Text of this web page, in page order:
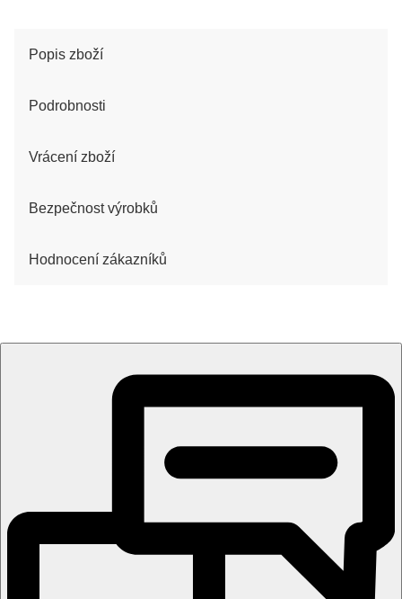
Popis zboží
Podrobnosti
Vrácení zboží
Bezpečnost výrobků
Hodnocení zákazníků